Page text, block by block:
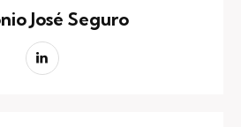
José Seguro